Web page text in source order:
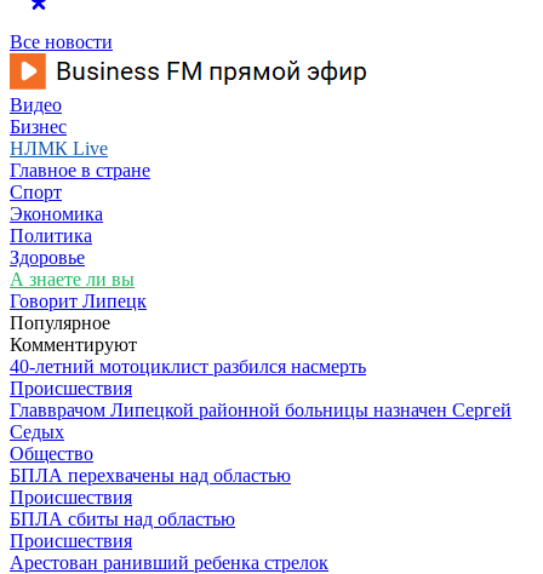
Все новости
Видео
Бизнес
НЛМК Live
Главное в стране
Спорт
Экономика
Политика
Здоровье
А знаете ли вы
Говорит Липецк
Популярное
Комментируют
40-летний мотоциклист разбился насмерть
Происшествия
Главврачом Липецкой районной больницы назначен Сергей
Седых
Общество
БПЛА перехвачены над областью
Происшествия
БПЛА сбиты над областью
Происшествия
Арестован ранивший ребенка стрелок